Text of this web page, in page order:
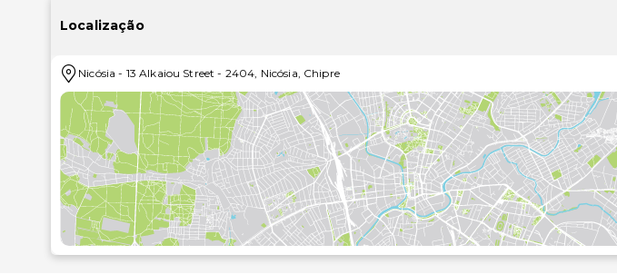
Wi-Fi grátis e serviços de concierge..Termine o dia com uma bebida refrescante
pequenos-almoços buffet diariamente mediante uma sobretaxa..As principais
para organizar os seus eventos..As distâncias são apresentadas à 0,1 milha e ao
European University of Cyprus - 0,9 km/0,6 mi
VON World Pens Hall - 1 km/0,6 mi
Catedral de São Paulo - 1,5 km/0,9 mi
Muralhas Venezianas de Nicosia - 1,6 km/1 mi
Museu Cyprus - 1,7 km/1,1 mi
Teatro Municipal de Nicosia - 1,8 km/1,1 mi
Eleftheria Square - 1,9 km/1,2 mi
Biblioteca do Chipre - 1,9 km/1,2 mi
Rua Ledra - 1,9 km/1,2 mi
Localização
Nicósia - 13 Alkaiou Street - 2404, Nicósia, Chipre